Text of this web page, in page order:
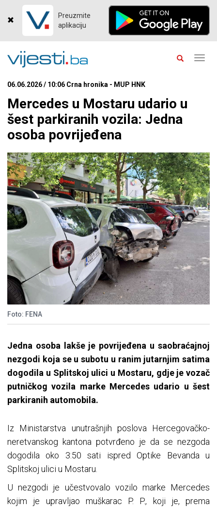
Preuzmite
aplikaciju
06.06.2026 / 10:06 Crna hronika - MUP HNK
Mercedes u Mostaru udario u
šest parkiranih vozila: Jedna
osoba povrijeđena
Foto: FENA
Jedna osoba lakše je povrijeđena u saobraćajnoj
nezgodi koja se u subotu u ranim jutarnjim satima
dogodila u Splitskoj ulici u Mostaru, gdje je vozač
putničkog vozila marke Mercedes udario u šest
parkiranih automobila.
Iz Ministarstva unutrašnjih poslova Hercegovačko-
neretvanskog kantona potvrđeno je da se nezgoda
dogodila oko 3:50 sati ispred Optike Bevanda u
Splitskoj ulici u Mostaru.
U nezgodi je učestvovalo vozilo marke Mercedes
kojim je upravljao muškarac P. P., koji je, prema